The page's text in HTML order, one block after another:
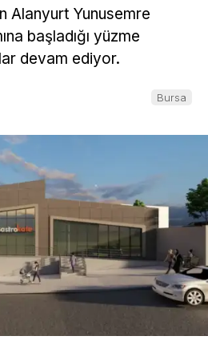
Alanyurt Yunusemre
başladığı yüzme
devam ediyor.
Bursa